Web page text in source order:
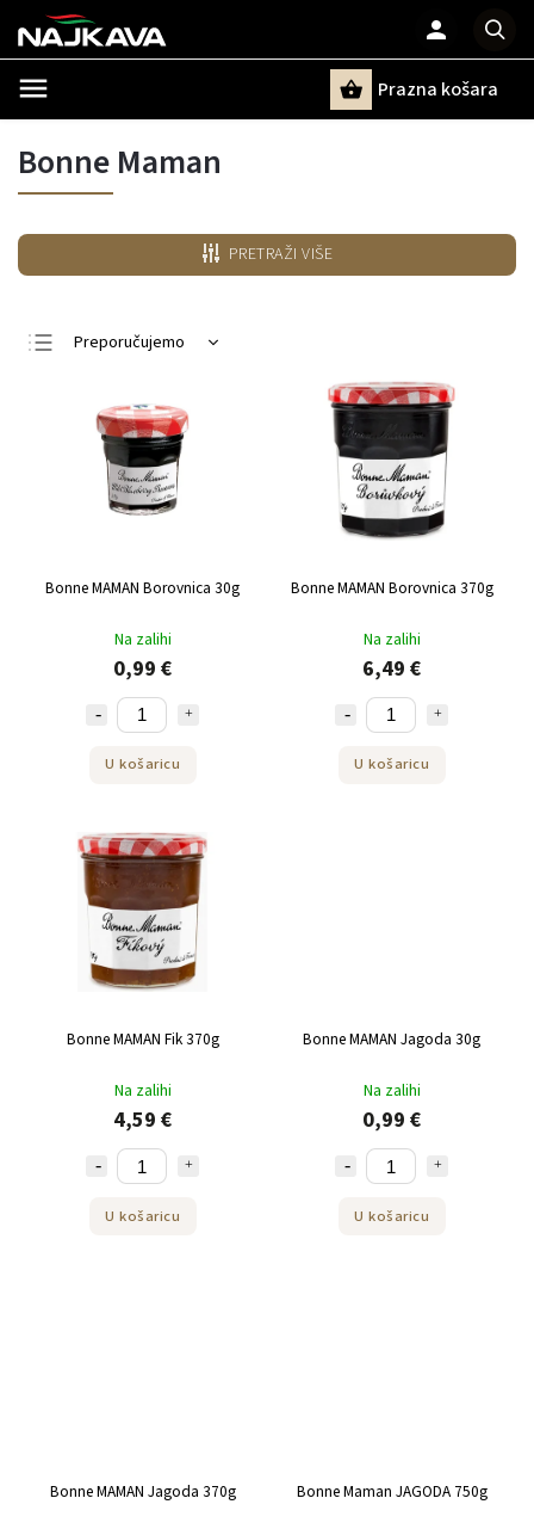
Prazna košara
Bonne Maman
PRETRAŽI VIŠE
Preporučujemo
Najskuplji
Najprodavanije
Po abecedi
Bonne MAMAN Borovnica 30g
Na zalihi
0,99 €
U košaricu
Bonne MAMAN Borovnica 370g
Na zalihi
6,49 €
U košaricu
Bonne MAMAN Fik 370g
Na zalihi
4,59 €
U košaricu
Bonne MAMAN Jagoda 30g
Na zalihi
0,99 €
U košaricu
Bonne MAMAN Jagoda 370g Bonne Maman JAGODA 750g